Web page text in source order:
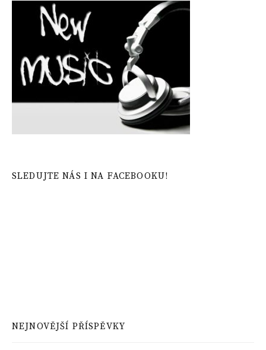
SLEDUJTE NÁS I NA FACEBOOKU!
NEJNOVĚJŠÍ PŘÍSPĚVKY